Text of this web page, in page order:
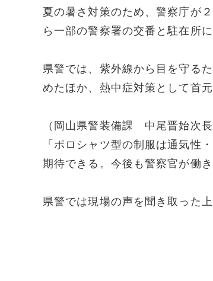
夏の暑さ対策のため、警察庁が
ら一部の警察署の交番と駐在所
県警では、紫外線から目を守る
めたほか、熱中症対策として首
（岡山県警装備課 中尾晋始次長
「ポロシャツ型の制服は通気性
期待できる。今後も警察官が働
県警では現場の声を聞き取った